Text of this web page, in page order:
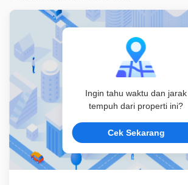
Ingin tahu waktu dan jarak
tempuh dari properti ini?
Cek Sekarang